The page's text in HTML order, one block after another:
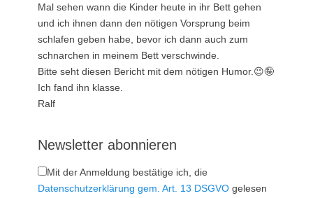
Mal sehen wann die Kinder heute in ihr Bett gehen
und ich ihnen dann den nötigen Vorsprung beim
schlafen geben habe, bevor ich dann auch zum
schnarchen in meinem Bett verschwinde.
Bitte seht diesen Bericht mit dem nötigen Humor.😉🤪
Ich fand ihn klasse.
Ralf
Newsletter abonnieren
Mit der Anmeldung bestätige ich, die
Datenschutzerklärung gem. Art. 13 DSGVO gelesen